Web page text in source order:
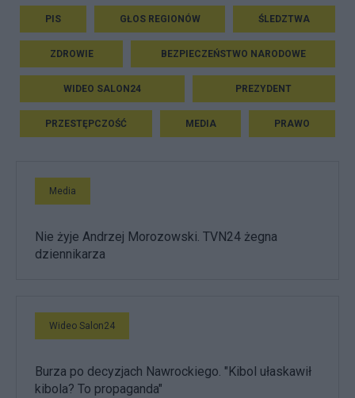
PIS GŁOS REGIONÓW ŚLEDZTWA
ZDROWIE BEZPIECZEŃSTWO NARODOWE
WIDEO SALON24 PREZYDENT
PRZESTĘPCZOŚĆ MEDIA PRAWO
Media
Nie żyje Andrzej Morozowski. TVN24 żegna
dziennikarza
Wideo Salon24
Burza po decyzjach Nawrockiego. "Kibol ułaskawił
kibola? To propaganda"